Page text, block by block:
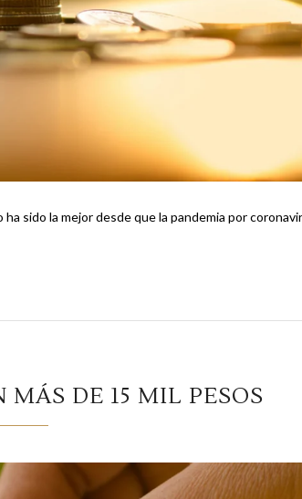
sido la mejor desde que la pandemia por
DE 15 MIL PESOS